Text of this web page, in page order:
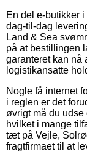
En del e-butikker
dag-til-dag
Land & Sea
på at bestillingen
garanteret kan nå
logistikansatte
Nogle få internet
i reglen er det
øvrigt må du
hvilket i mange
tæt på Vejle,
fragtfirmaet til at